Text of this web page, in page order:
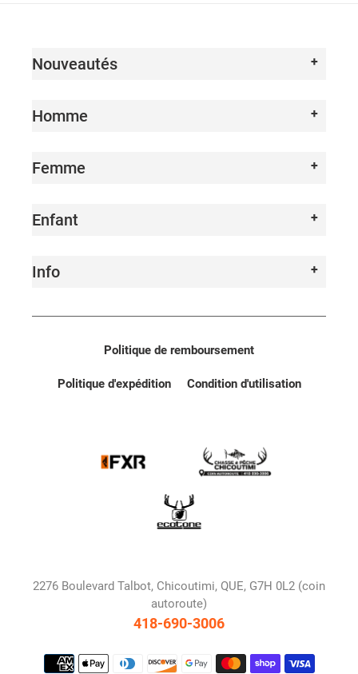
Nouveautés
Homme
Femme
Enfant
Info
Politique de remboursement
Politique d'expédition Condition d'utilisation
2276 Boulevard Talbot, Chicoutimi, QUE, G7H 0L2 (coin
autoroute)
418-690-3006
Moyens